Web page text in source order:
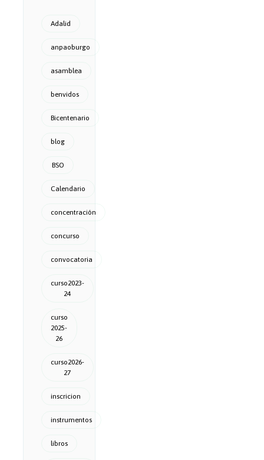
Adalid
anpaoburgo
asamblea
benvidos
Bicentenario
blog
BSO
Calendario
concentración
concurso
convocatoria
curso2023-
24
curso
2025-
26
curso2026-
27
inscricion
instrumentos
libros